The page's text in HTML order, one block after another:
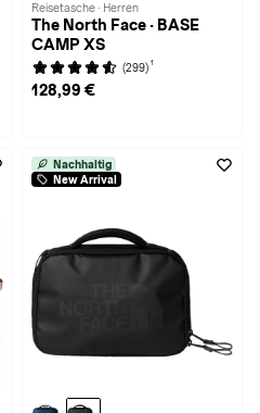
Reisetasche · Herren
The North Face · BASE
CAMP XS
(299) 1
128,99 €
Nachhaltig
New Arrival